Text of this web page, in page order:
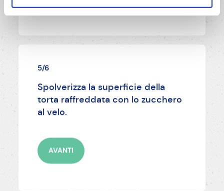
5/6
Spolverizza la superficie della
torta raffreddata con lo zucchero
al velo.
AVANTI